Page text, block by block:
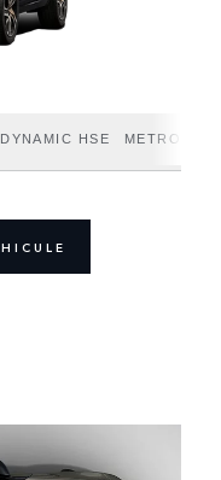
DYNAMIC HSE